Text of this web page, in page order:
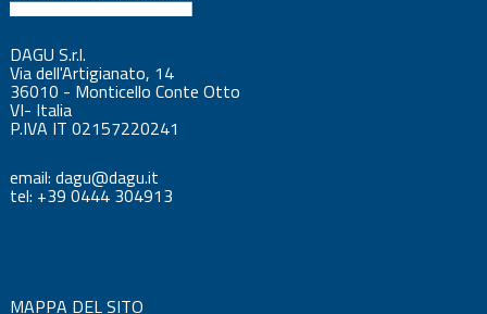
DAGU S.r.l.
Via dell'Artigianato, 14
36010 - Monticello Conte Otto
VI- Italia
P.IVA IT 02157220241
email: dagu@dagu.it
tel: +39 0444 304913
MAPPA DEL SITO